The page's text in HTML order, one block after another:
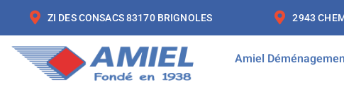
ZI DES CONSACS 83170 BRIGNOLES 2943
Amiel